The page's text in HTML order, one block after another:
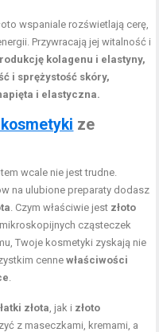
wspaniale rozświetlają cerę,
Przywracają jej witalność i
kolagenu i elastyny,
i sprężystość skóry,
i elastyczna.
ze
wcale nie jest trudne.
na ulubione preparaty dodasz
. Czym właściwie jest złoto
cząsteczek
Twoje kosmetyki zyskają nie
cennewłaściwości
złota , jak i złoto
z maseczkami, kremami, a